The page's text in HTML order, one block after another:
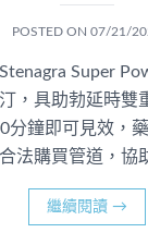
POSTED ON 07/21/
Super
，具助勃延時雙
分鐘即可見效，
法購買管道，協
繼續閱讀 →